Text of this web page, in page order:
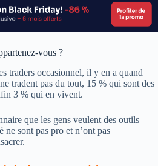
vous ?
traders occasionnel, il y en a quand
tradent pas du tout, 15 % qui sont des
3 % qui en vivent.
que les gens veulent des outils
sont pas pro et n’ont pas